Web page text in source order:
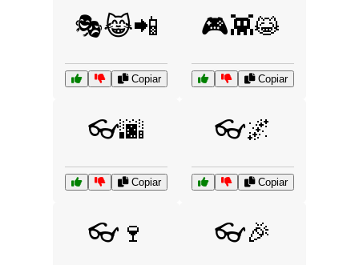
🎭😹📲
Copiar
🎮👾😹
Copiar
👓🌆
Copiar
👓🌌
Copiar
👓🍷 👓🎉